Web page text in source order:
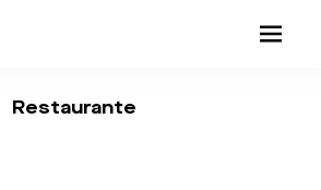
Restaurante